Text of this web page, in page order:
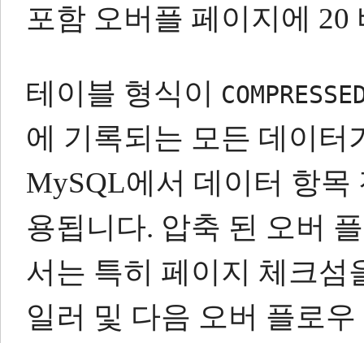
포함 오버플 페이지에
테이블 형식이
에 기록되는 모든 데이터
MySQL에서 데이터 항
용됩니다. 압축 된 오버
서는 특히 페이지 체크섬
일러 및 다음 오버 플로